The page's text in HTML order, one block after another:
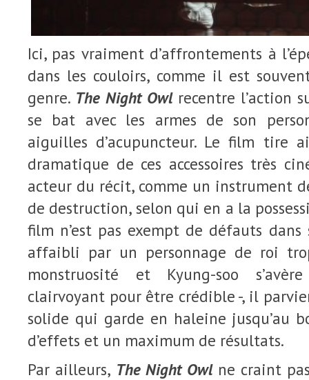
Ici, pas vraiment d’affrontements à
dans les couloirs, comme il est
genre. The Night Owlrecentre l’action
se bat avec les armes de son
aiguilles d’acupuncteur. Le film tire
dramatique de ces accessoires très
acteur du récit, comme un instrument
de destruction, selon qui en a la
film n’est pas exempt de défauts
affaibli par un personnage de roi
monstruosité et Kyung-soo
clairvoyant pour être crédible -, il
solide qui garde en haleine jusqu’au
d’effets et un maximum de résultats.
Par ailleurs, The Night Owlne craint